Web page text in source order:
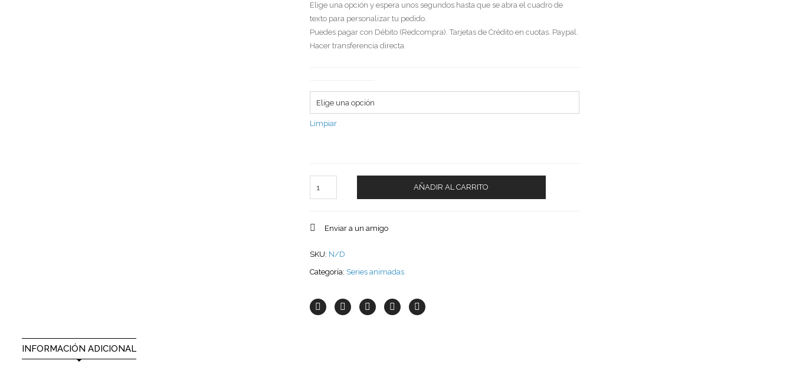
Elige una opción y espera unos segundos hasta que se abra el cuadro de
texto para personalizar tu pedido.
Puedes pagar con Débito (Redcompra). Tarjetas de Crédito en cuotas. Paypal.
Hacer transferencia directa.
Limpiar
AÑADIR AL CARRITO
Enviar a un amigo
SKU: N/D
Categoría: Series animadas
INFORMACIÓN ADICIONAL